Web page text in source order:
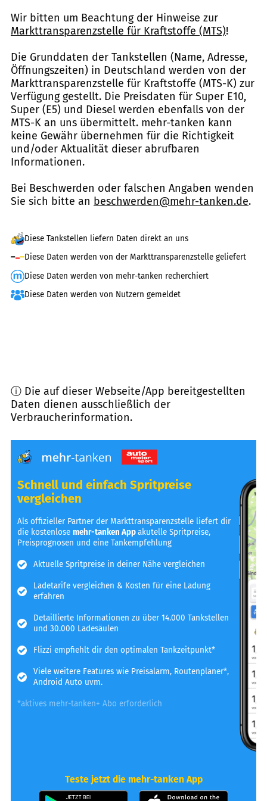
Wir bitten um Beachtung der Hinweise zur
Markttransparenzstelle für Kraftstoffe (MTS)!
Die Grunddaten der Tankstellen (Name, Adresse,
Öffnungszeiten) in Deutschland werden von der
Markttransparenzstelle für Kraftstoffe (MTS-K) zur
Verfügung gestellt. Die Preisdaten für Super E10,
Super (E5) und Diesel werden ebenfalls von der
MTS-K an uns übermittelt. mehr-tanken kann
keine Gewähr übernehmen für die Richtigkeit
und/oder Aktualität dieser abrufbaren
Informationen.
Bei Beschwerden oder falschen Angaben wenden
Sie sich bitte an beschwerden@mehr-tanken.de.
Diese Tankstellen liefern Daten direkt an uns
Diese Daten werden von der Markttransparenzstelle geliefert
Diese Daten werden von mehr-tanken recherchiert
Diese Daten werden von Nutzern gemeldet
ⓘ Die auf dieser Webseite/App bereitgestellten
Daten dienen ausschließlich der
Verbraucherinformation.
Schnell und einfach Spritpreise
vergleichen
Als offizieller Partner der Markttransparenzstelle liefert dir
die kostenlosemehr-tanken Appakutelle Spritpreise,
Preisprognosen und eine Tankempfehlung
Aktuelle Spritpreise in deiner Nähe vergleichen
Ladetarife vergleichen & Kosten für eine Ladung
erfahren
Detaillierte Informationen zu über 14.000 Tankstellen
und 30.000 Ladesäulen
Flizzi empfiehlt dir den optimalen Tankzeitpunkt*
Viele weitere Features wie Preisalarm, Routenplaner*,
Android Auto uvm.
*aktives mehr-tanken+ Abo erforderlich
Teste jetzt die mehr-tanken App